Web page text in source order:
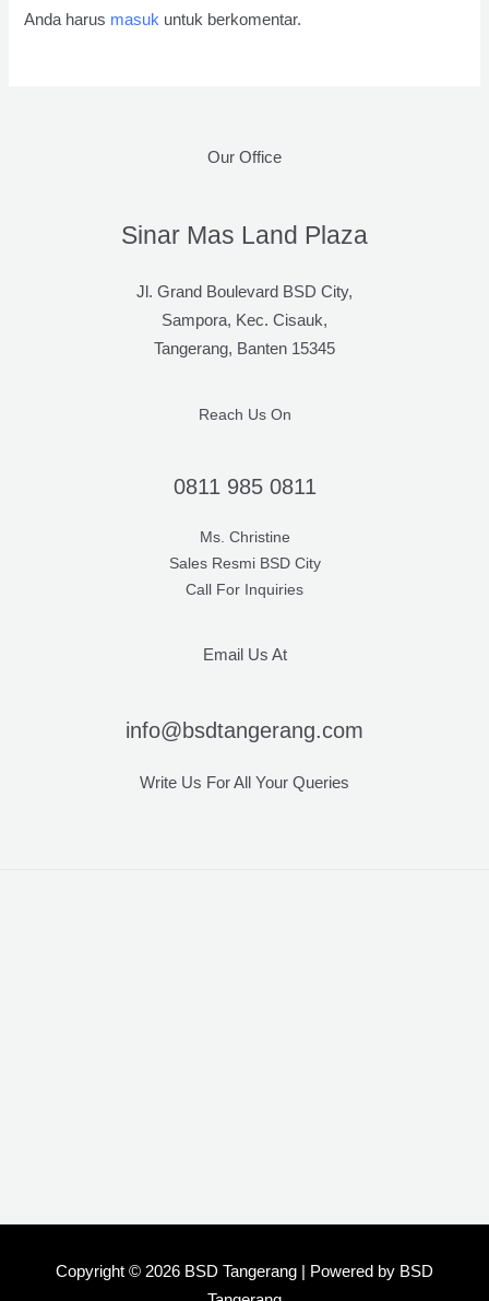
Anda harus masuk untuk berkomentar.
Our Office
Sinar Mas Land Plaza
Jl. Grand Boulevard BSD City,
Sampora, Kec. Cisauk,
Tangerang, Banten 15345
Reach Us On
0811 985 0811
Ms. Christine
Sales Resmi BSD City
Call For Inquiries
Email Us At
info@bsdtangerang.com
Write Us For All Your Queries
Copyright © 2026 BSD Tangerang | Powered by BSD